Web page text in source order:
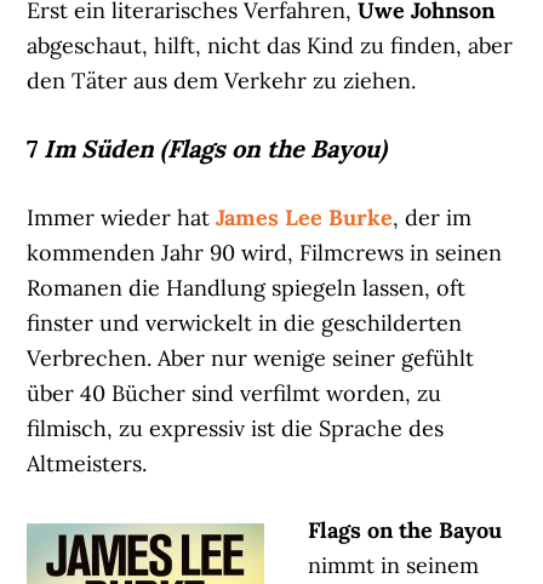
Erst ein literarisches Verfahren,Uwe Johnson
abgeschaut, hilft, nicht das Kind zu finden, aber
den Täter aus dem Verkehr zu ziehen.
7 Im Süden (Flags on the Bayou)
Immer wieder hatJames Lee Burke, der im
kommenden Jahr 90 wird, Filmcrews in seinen
Romanen die Handlung spiegeln lassen, oft
finster und verwickelt in die geschilderten
Verbrechen. Aber nur wenige seiner gefühlt
über 40 Bücher sind verfilmt worden, zu
filmisch, zu expressiv ist die Sprache des
Altmeisters.
Flags on the Bayou
nimmt in seinem